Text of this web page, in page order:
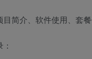
目简介、软件使用、套